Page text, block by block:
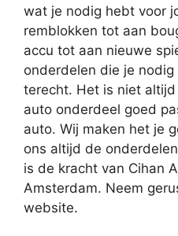
wat je nodig hebt voor
remblokken tot aan
accu tot aan nieuwe
onderdelen die je
terecht. Het is niet
auto onderdeel goed
auto. Wij maken het je
ons altijd de
is de kracht van Cihan
Amsterdam. Neem
website.